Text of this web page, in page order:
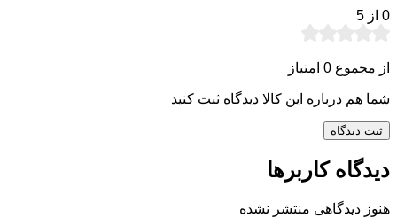
0 از 5
از مجموع 0 امتیاز
شما هم درباره این کالا دیدگاه ثبت کنید
ثبت دیدگاه
دیدگاه کاربرها
هنوز دیدگاهی منتشر نشده